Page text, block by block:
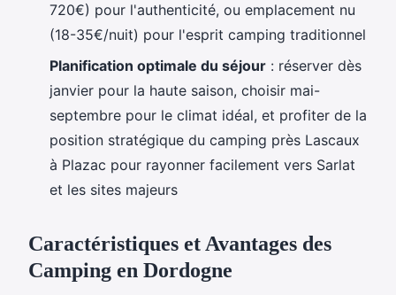
720€) pour l'authenticité, ou emplacement nu
(18-35€/nuit) pour l'esprit camping traditionnel
Planification optimale du séjour : réserver dès
janvier pour la haute saison, choisir mai-
septembre pour le climat idéal, et profiter de la
position stratégique du camping près Lascaux
à Plazac pour rayonner facilement vers Sarlat
et les sites majeurs
Caractéristiques et Avantages des
Camping en Dordogne